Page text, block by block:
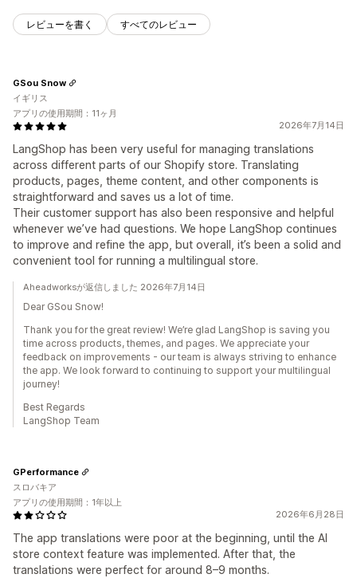
レビューを書く すべてのレビュー
2026年7月14日
LangShop has been very useful for managing translations
across different parts of our Shopify store. Translating
products, pages, theme content, and other components is
straightforward and saves us a lot of time.
Their customer support has also been responsive and helpful
whenever we’ve had questions. We hope LangShop continues
to improve and refine the app, but overall, it’s been a solid and
convenient tool for running a multilingual store.
GSou Snow
イギリス
アプリの使用期間：11ヶ月
Aheadworksが返信しました 2026年7月14日
Dear GSou Snow!
Thank you for the great review! We’re glad LangShop is saving you
time across products, themes, and pages. We appreciate your
feedback on improvements - our team is always striving to enhance
the app. We look forward to continuing to support your multilingual
journey!
Best Regards
LangShop Team
2026年6月28日
The app translations were poor at the beginning, until the AI
store context feature was implemented. After that, the
translations were perfect for around 8–9 months.
GPerformance
スロバキア
アプリの使用期間：1年以上